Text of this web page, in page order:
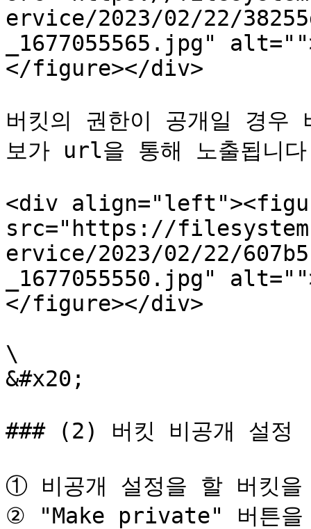
ervice/2023/02/22/
_1677055565.jpg"
</figure></div>
버킷의 권한이 공개일 경
보가 url을 통해 노출됩니
<div
src="https://
ervice/2023/02/22/
_1677055550.jpg"
</figure></div>
\
&#x20;
### (2) 버킷 비공개 설정
① 비공개 설정을 할 버킷
② "Make private" 버튼을